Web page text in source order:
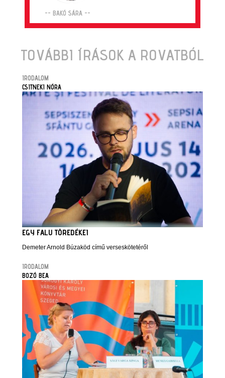
-- BAKÓ SÁRA --
TOVÁBBI ÍRÁSOK A ROVATBÓL
IRODALOM
CSITNEKI NÓRA
EGY FALU TÖREDÉKEI
Demeter Arnold Búzaköd című verseskötetéről
IRODALOM
BOZÓ BEA